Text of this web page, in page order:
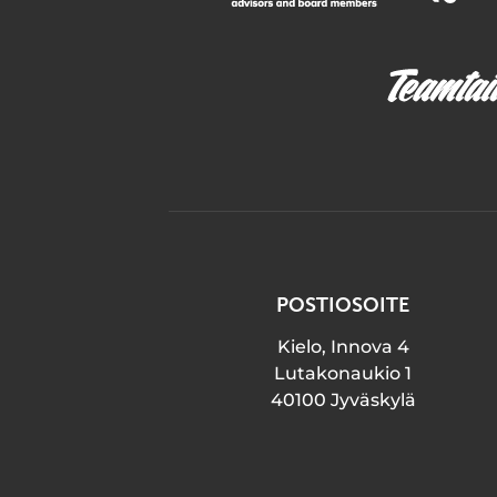
POSTIOSOITE
Kielo, Innova 4
Lutakonaukio 1
40100 Jyväskylä